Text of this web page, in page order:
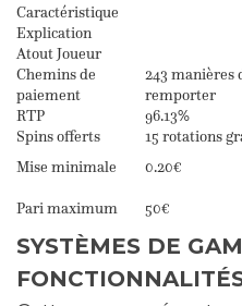
Caractéristique
Explication
Atout Joueur
Chemins de
paiement
243 manières
remporter
RTP
96.13%
Spins offerts
15 rotations
Mise minimale
0.20€
Pari maximum
50€
SYSTÈMES DE